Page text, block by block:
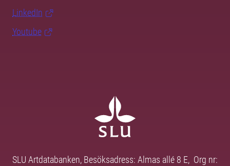
LinkedIn
Youtube
SLU Artdatabanken, Besöksadress: Almas allé 8 E, Org nr: